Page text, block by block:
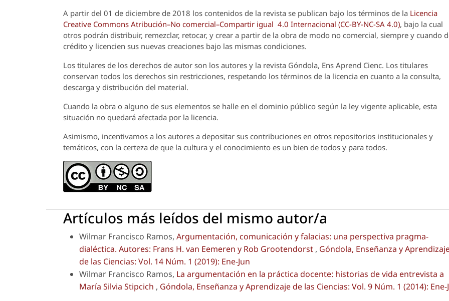
A partir del 01 de diciembre de 2018 los contenidos de la revista se publican bajo los términos de la Licencia
Creative Commons Atribución–No comercial–Compartir igual 4.0 Internacional (CC-BY-NC-SA 4.0), bajo la cual
otros podrán distribuir, remezclar, retocar, y crear a partir de la obra de modo no comercial, siempre y cuando
crédito y licencien sus nuevas creaciones bajo las mismas condiciones.
Los titulares de los derechos de autor son los autores y la revista Góndola, Ens Aprend Cienc. Los titulares
conservan todos los derechos sin restricciones, respetando los términos de la licencia en cuanto a la consulta,
descarga y distribución del material.
Cuando la obra o alguno de sus elementos se halle en el dominio público según la ley vigente aplicable, esta
situación no quedará afectada por la licencia.
Asimismo, incentivamos a los autores a depositar sus contribuciones en otros repositorios institucionales y
temáticos, con la certeza de que la cultura y el conocimiento es un bien de todos y para todos.
Artículos más leídos del mismo autor/a
Wilmar Francisco Ramos, Argumentación, comunicación y falacias: una perspectiva pragma-
dialéctica. Autores: Frans H. van Eemeren y Rob Grootendorst , Góndola, Enseñanza y
de las Ciencias: Vol. 14 Núm. 1 (2019): Ene-Jun
Wilmar Francisco Ramos, La argumentación en la práctica docente: historias de vida entrevista a
María Silvia Stipcich , Góndola, Enseñanza y Aprendizaje de las Ciencias: Vol. 9 Núm. 1 (2014): Ene-